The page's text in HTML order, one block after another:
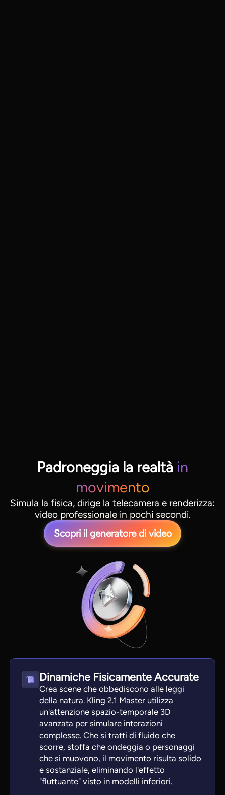
Padroneggia la realtà in
movimento
Simula la fisica, dirige la telecamera e renderizza:
video professionale in pochi secondi.
Scopri il generatore di video
Dinamiche Fisicamente Accurate
Crea scene che obbediscono alle leggi
della natura. Kling 2.1 Master utilizza
un'attenzione spazio-temporale 3D
avanzata per simulare interazioni
complesse. Che si tratti di fluido che
scorre, stoffa che ondeggia o personaggi
che si muovono, il movimento risulta solido
e sostanziale, eliminando l'effetto
"fluttuante" visto in modelli inferiori.